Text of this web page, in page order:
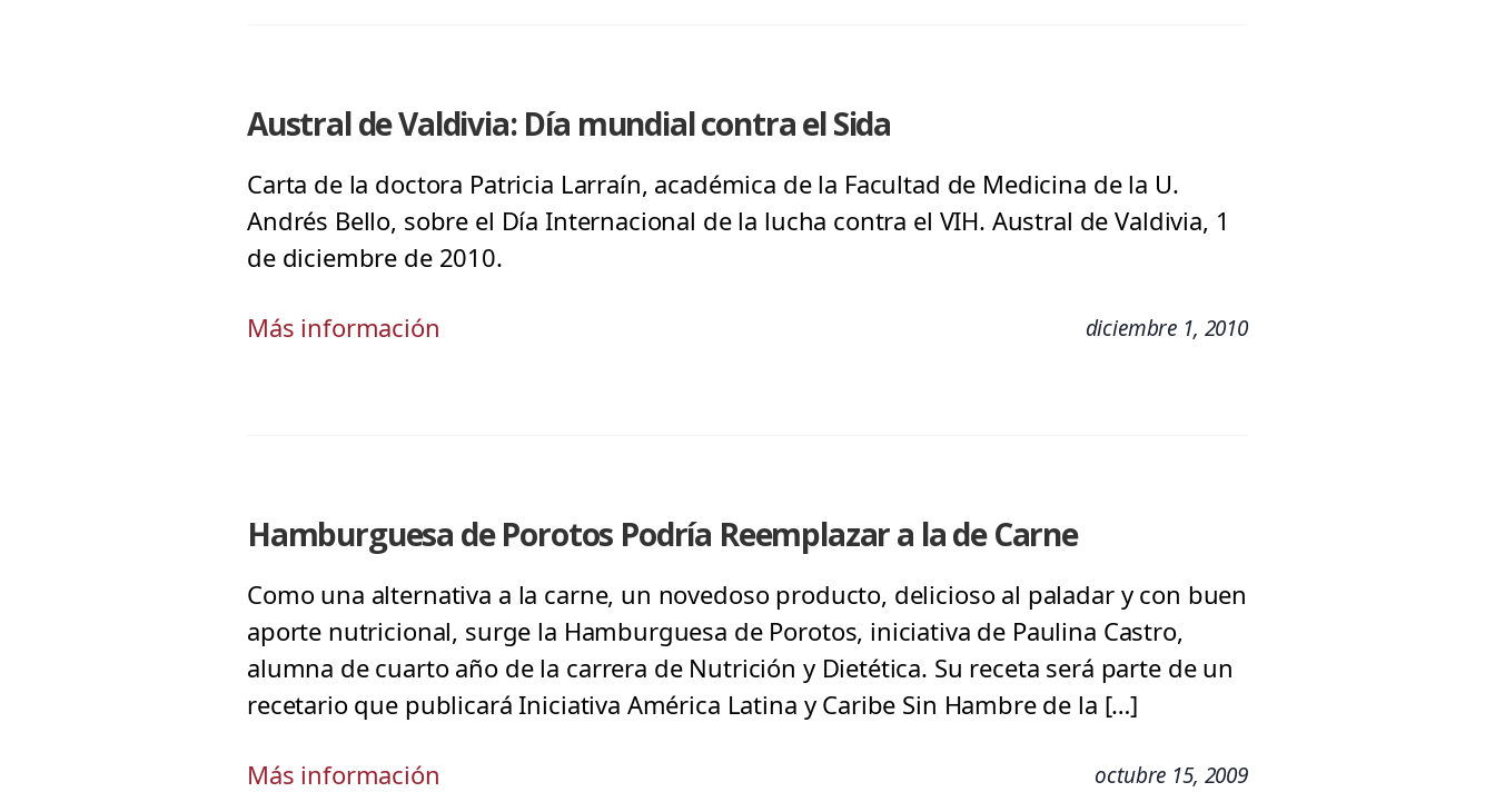
Austral de Valdivia: Día mundial contra el Sida
Carta de la doctora Patricia Larraín, académica de la Facultad de Medicina de la U.
Andrés Bello, sobre el Día Internacional de la lucha contra el VIH. Austral de Valdivia, 1
de diciembre de 2010.
Más información diciembre 1, 2010
Hamburguesa de Porotos Podría Reemplazar a la de Carne
Como una alternativa a la carne, un novedoso producto, delicioso al paladar y con buen
aporte nutricional, surge la Hamburguesa de Porotos, iniciativa de Paulina Castro,
alumna de cuarto año de la carrera de Nutrición y Dietética. Su receta será parte de un
recetario que publicará Iniciativa América Latina y Caribe Sin Hambre de la […]
Más información octubre 15, 2009